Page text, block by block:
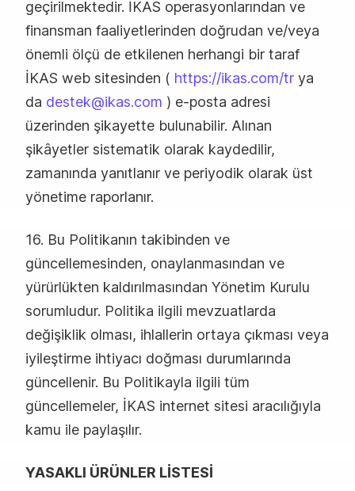
geçirilmektedir. İKAS operasyonlarından ve
finansman faaliyetlerinden doğrudan ve/veya
önemli ölçü de etkilenen herhangi bir taraf
İKAS web sitesinden ( https://ikas.com/tr ya
da destek@ikas.com ) e-posta adresi
üzerinden şikayette bulunabilir. Alınan
şikâyetler sistematik olarak kaydedilir,
zamanında yanıtlanır ve periyodik olarak üst
yönetime raporlanır.
16. Bu Politikanın takibinden ve
güncellemesinden, onaylanmasından ve
yürürlükten kaldırılmasından Yönetim Kurulu
sorumludur. Politika ilgili mevzuatlarda
değişiklik olması, ihlallerin ortaya çıkması veya
iyileştirme ihtiyacı doğması durumlarında
güncellenir. Bu Politikayla ilgili tüm
güncellemeler, İKAS internet sitesi aracılığıyla
kamu ile paylaşılır.
YASAKLI ÜRÜNLER LİSTESİ